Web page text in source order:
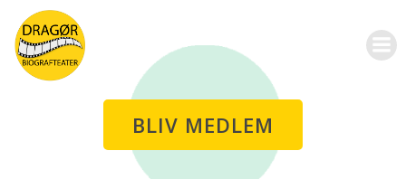
indhold
BLIV MEDLEM